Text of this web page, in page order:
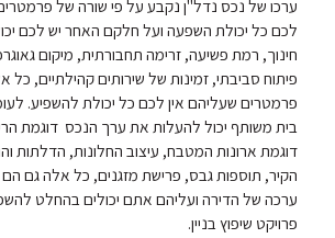
ערכו של נכס נדל"ן נקבע על פי שורה של
לכם כל יכולת השפעה ועל חלקם האחר יש לכם
חינוך, רמת פשיעה, זרימה תחבורתית, מיקום
פיתוח סביבתי, זמינות של שירותים קהילתיים, כל
פרמטרים שעליהם אין לכם כל יכולת להשפיע.
בית משותף יכול להעלות את ערך הנכס דוגמת
דוגמת ארונות המטבח, עיצוב החלונות, הדלתות
הקיר, תוספות גבס, פרישת מזגנים, כל אלה גם
ערכה של הדירה ועליהם אתם יכולים בהחלט
פרויקט שיפוץ בניין.